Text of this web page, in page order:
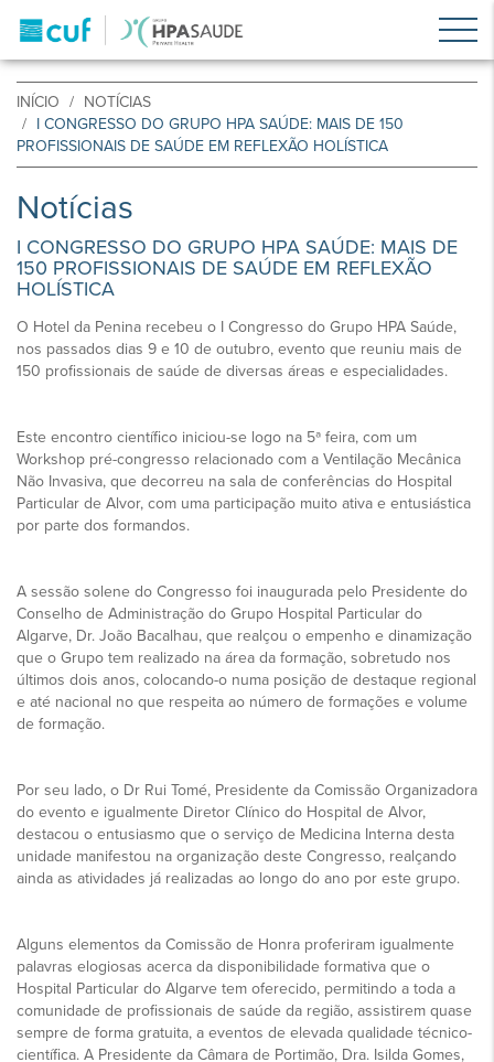
INÍCIO
NOTÍCIAS
I CONGRESSO DO GRUPO HPA SAÚDE: MAIS DE 150
PROFISSIONAIS DE SAÚDE EM REFLEXÃO HOLÍSTICA
Notícias
I CONGRESSO DO GRUPO HPA SAÚDE: MAIS DE
150 PROFISSIONAIS DE SAÚDE EM REFLEXÃO
HOLÍSTICA
O Hotel da Penina recebeu o I Congresso do Grupo HPA Saúde,
nos passados dias 9 e 10 de outubro, evento que reuniu mais de
150 profissionais de saúde de diversas áreas e especialidades.
Este encontro científico iniciou-se logo na 5ª feira, com um
Workshop pré-congresso relacionado com a Ventilação Mecânica
Não Invasiva, que decorreu na sala de conferências do Hospital
Particular de Alvor, com uma participação muito ativa e entusiástica
por parte dos formandos.
A sessão solene do Congresso foi inaugurada pelo Presidente do
Conselho de Administração do Grupo Hospital Particular do
Algarve, Dr. João Bacalhau, que realçou o empenho e dinamização
que o Grupo tem realizado na área da formação, sobretudo nos
últimos dois anos, colocando-o numa posição de destaque regional
e até nacional no que respeita ao número de formações e volume
de formação.
Por seu lado, o Dr Rui Tomé, Presidente da Comissão Organizadora
do evento e igualmente Diretor Clínico do Hospital de Alvor,
destacou o entusiasmo que o serviço de Medicina Interna desta
unidade manifestou na organização deste Congresso, realçando
ainda as atividades já realizadas ao longo do ano por este grupo.
Alguns elementos da Comissão de Honra proferiram igualmente
palavras elogiosas acerca da disponibilidade formativa que o
Hospital Particular do Algarve tem oferecido, permitindo a toda a
comunidade de profissionais de saúde da região, assistirem quase
sempre de forma gratuita, a eventos de elevada qualidade técnico-
científica. A Presidente da Câmara de Portimão, Dra. Isilda Gomes,